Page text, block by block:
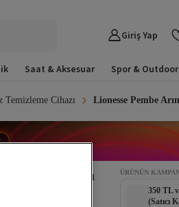
Giriş Yap
Saat & Aksesuar Spor & Outdoor
Temizleme Cihazı Lionesse Pembe
Fırçası
ÜRÜNÜN
350 TL
(Satıcı